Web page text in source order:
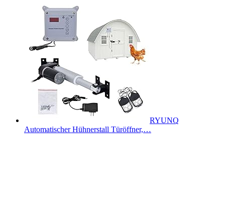
RYUNQ
Automatischer Hühnerstall Türöffner,…